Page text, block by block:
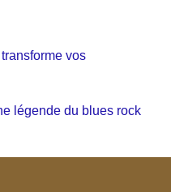
vos
légende du blues rock